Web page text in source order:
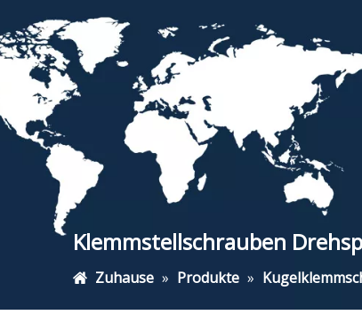
Klemmstellschrauben
Zuhause » Produkte »